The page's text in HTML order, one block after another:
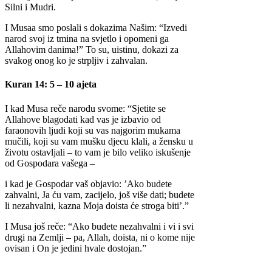
Silni i Mudri.
I Musaa smo poslali s dokazima Našim: “Izvedi
narod svoj iz tmina na svjetlo i opomeni ga
Allahovim danima!” To su, uistinu, dokazi za
svakog onog ko je strpljiv i zahvalan.
Kuran 14: 5 – 10 ajeta
I kad Musa reče narodu svome: “Sjetite se
Allahove blagodati kad vas je izbavio od
faraonovih ljudi koji su vas najgorim mukama
mučili, koji su vam mušku djecu klali, a žensku u
životu ostavljali – to vam je bilo veliko iskušenje
od Gospodara vašega –
i kad je Gospodar vaš objavio: ’Ako budete
zahvalni, Ja ću vam, zacijelo, još više dati; budete
li nezahvalni, kazna Moja doista će stroga biti’.”
I Musa još reče: “Ako budete nezahvalni i vi i svi
drugi na Zemlji – pa, Allah, doista, ni o kome nije
ovisan i On je jedini hvale dostojan.”